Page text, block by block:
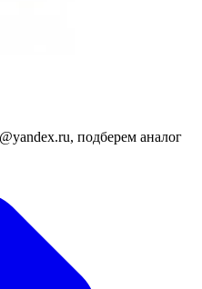
подберем аналог